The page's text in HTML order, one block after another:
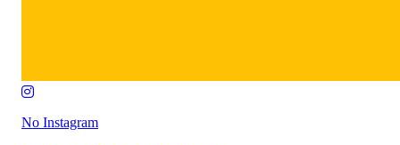
No Instagram